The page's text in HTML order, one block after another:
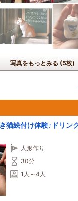
写真をもっとみる (5枚)
猫絵付け体験♪ドリン
人形作り
30分
1人～4人